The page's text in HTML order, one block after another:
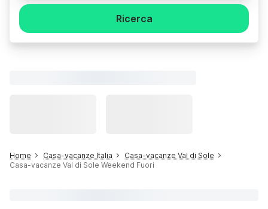
Ricerca
Home Casa-vacanze Italia
Casa-vacanze Val di Sole
Casa-vacanze Val di Sole Weekend Fuori